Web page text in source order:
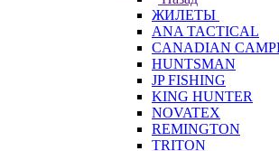
ЖИЛЕТЫ
ANA TACTICAL
CANADIAN
HUNTSMAN
JP FISHING
KING HUNTER
NOVATEX
REMINGTON
TRITON